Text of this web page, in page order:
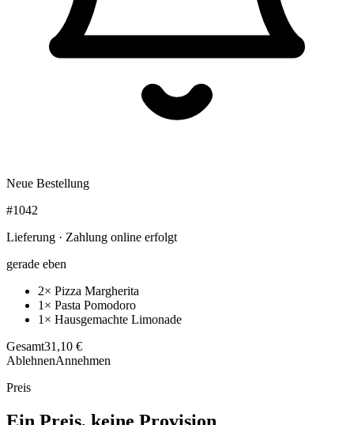
Neue Bestellung
#1042
Lieferung · Zahlung online erfolgt
gerade eben
2× Pizza Margherita
1× Pasta Pomodoro
1× Hausgemachte Limonade
Gesamt31,10 €
AblehnenAnnehmen
Preis
Ein Preis, keine Provision